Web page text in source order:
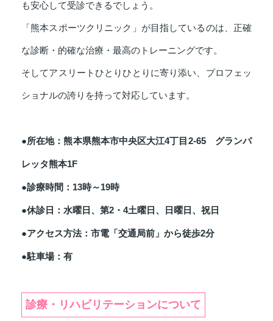
も安心して受診できるでしょう。
「熊本スポーツクリニック」が目指しているのは、正確
な診断・的確な治療・最高のトレーニングです。
そしてアスリートひとりひとりに寄り添い、プロフェッ
ショナルの誇りを持って対応しています。
●所在地：熊本県熊本市中央区大江4丁目2-65 グランパ
レッタ熊本1F
●診療時間：13時～19時
●休診日：水曜日、第2・4土曜日、日曜日、祝日
●アクセス方法：市電「交通局前」から徒歩2分
●駐車場：有
診療・リハビリテーションについて